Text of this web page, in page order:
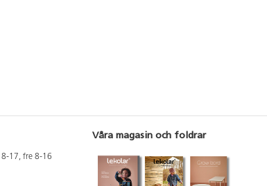
17, fre 8-16
Våra magasin och foldrar